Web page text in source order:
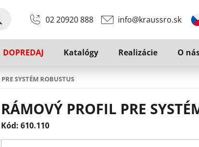
02 20920 888 info@kraussro.sk
DOPREDAJ Katalógy Realizácie O
SYSTÉM ROBUSTUS
RÁMOVÝ PROFIL PRE
Kód: 610.110